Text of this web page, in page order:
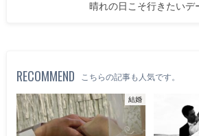
晴れの日こそ行きたいデ
RECOMMEND こちらの記事も人気です。
結婚